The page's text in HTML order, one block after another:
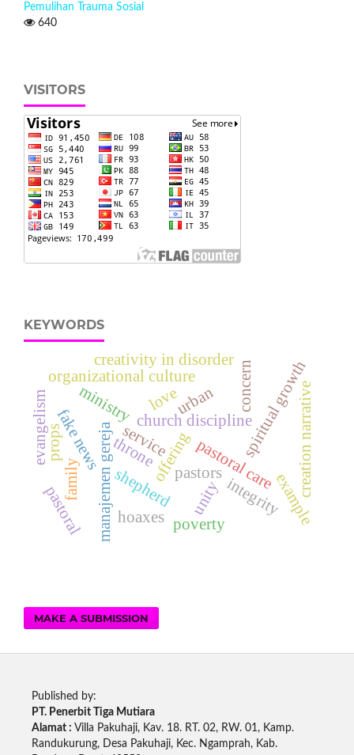
Pemulihan Trauma Sosial
640
VISITORS
KEYWORDS
ministry church discipline
serviceoffering spiritual growth
manajemen gereja pastoral care
shepherd
concern
pastors
fake news
hoaxes integrity
unity
organizational culture
poverty
props
family
pastoral
urban creation narrative
creativity in disorder
love
example
evangelism throne
MAKE A SUBMISSION
Published by:
PT. Penerbit Tiga Mutiara
Alamat : Villa Pakuhaji, Kav. 18. RT. 02, RW. 01, Kamp.
Randukurung, Desa Pakuhaji, Kec. Ngamprah, Kab.